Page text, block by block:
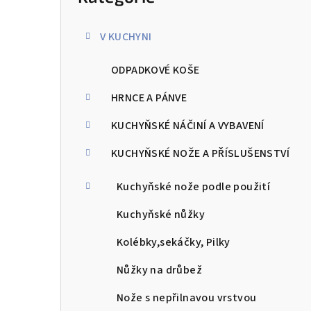
kategorie
V KUCHYNI
ODPADKOVÉ KOŠE
HRNCE A PÁNVE
KUCHYŇSKÉ NÁČINÍ A VYBAVENÍ
KUCHYŇSKÉ NOŽE A PŘÍSLUŠENSTVÍ
Kuchyňské nože podle použití
Kuchyňské nůžky
Kolébky,sekáčky, Pilky
Nůžky na drůbež
Nože s nepřilnavou vrstvou